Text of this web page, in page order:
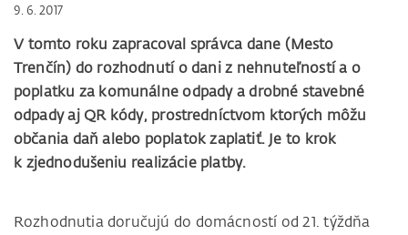
9. 6. 2017
V tomto roku zapracoval správca dane (Mesto
Trenčín) do rozhodnutí o dani z nehnuteľností a o
poplatku za komunálne odpady a drobné stavebné
odpady aj QR kódy, prostredníctvom ktorých môžu
občania daň alebo poplatok zaplatiť. Je to krok
k zjednodušeniu realizácie platby.
Rozhodnutia doručujú do domácností od 21. týždňa